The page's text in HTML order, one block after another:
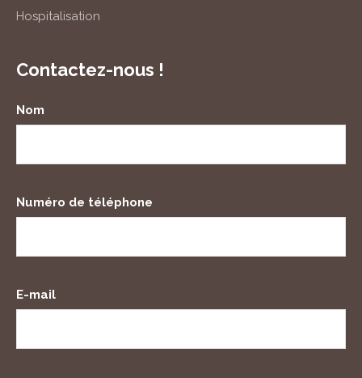
Hospitalisation
Contactez-nous !
Nom
Numéro de téléphone
E-mail